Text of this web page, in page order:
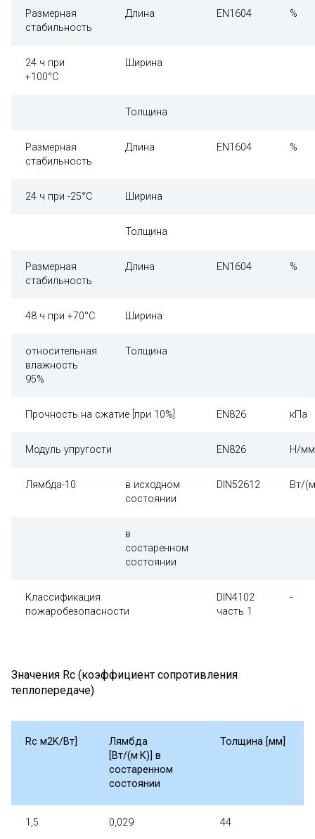
Размерная
стабильность
Длина EN1604 %
24 ч при
+100°С
Ширина
Толщина
Размерная
стабильность
Длина EN1604 %
24 ч при -25°С Ширина
Толщина
Размерная
стабильность
Длина EN1604 %
48 ч при +70°С Ширина
относительная
влажность
95%
Толщина
Прочность на сжатие [при 10%] EN826 кПа
Модуль упругости EN826 Н/мм
Лямбда-10
в исходном
состоянии
DIN52612 Вт/
в
состаренном
состоянии
Классификация
пожаробезопасности
DIN4102
часть 1
-
Значения Rc (коэффициент сопротивления
теплопередаче)
Rc м2K/Вт]
Лямбда
[Вт/(м·K)] в
состаренном
состоянии
Толщина [мм]
1,5 0,029 44